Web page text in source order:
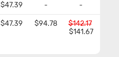
$47.39 - -
$47.39 $94.78
$142.17
$141.67